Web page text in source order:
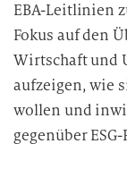
EBA-Leitlinien
Fokus auf den
Wirtschaft und
aufzeigen, wie
wollen und
gegenüber